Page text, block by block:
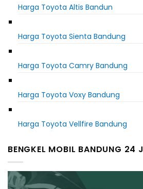
Harga Toyota Altis Bandun
Harga Toyota Sienta Bandung
Harga Toyota Camry Bandung
Harga Toyota Voxy Bandung
Harga Toyota Vellfire Bandung
BENGKEL MOBIL BANDUNG 24